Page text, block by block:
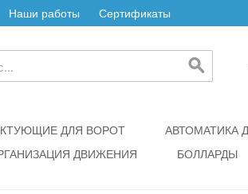
Наши работы Сертификаты
ДЛЯ ВОРОТ АВТОМАТИКА
ДВИЖЕНИЯ БОЛЛАРДЫ